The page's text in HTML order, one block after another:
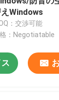
Windows
：交渉可能
：Negotiatable